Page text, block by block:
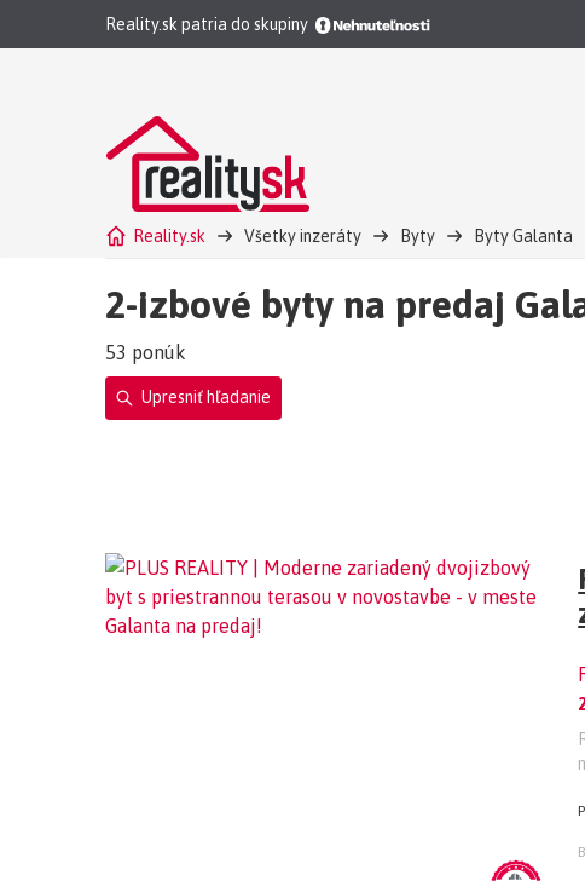
Reality.sk patria do skupiny
Reality.sk Všetky inzeráty Byty Byty Galanta
2-izbové byty na predaj
53 ponúk
Upresniť hľadanie